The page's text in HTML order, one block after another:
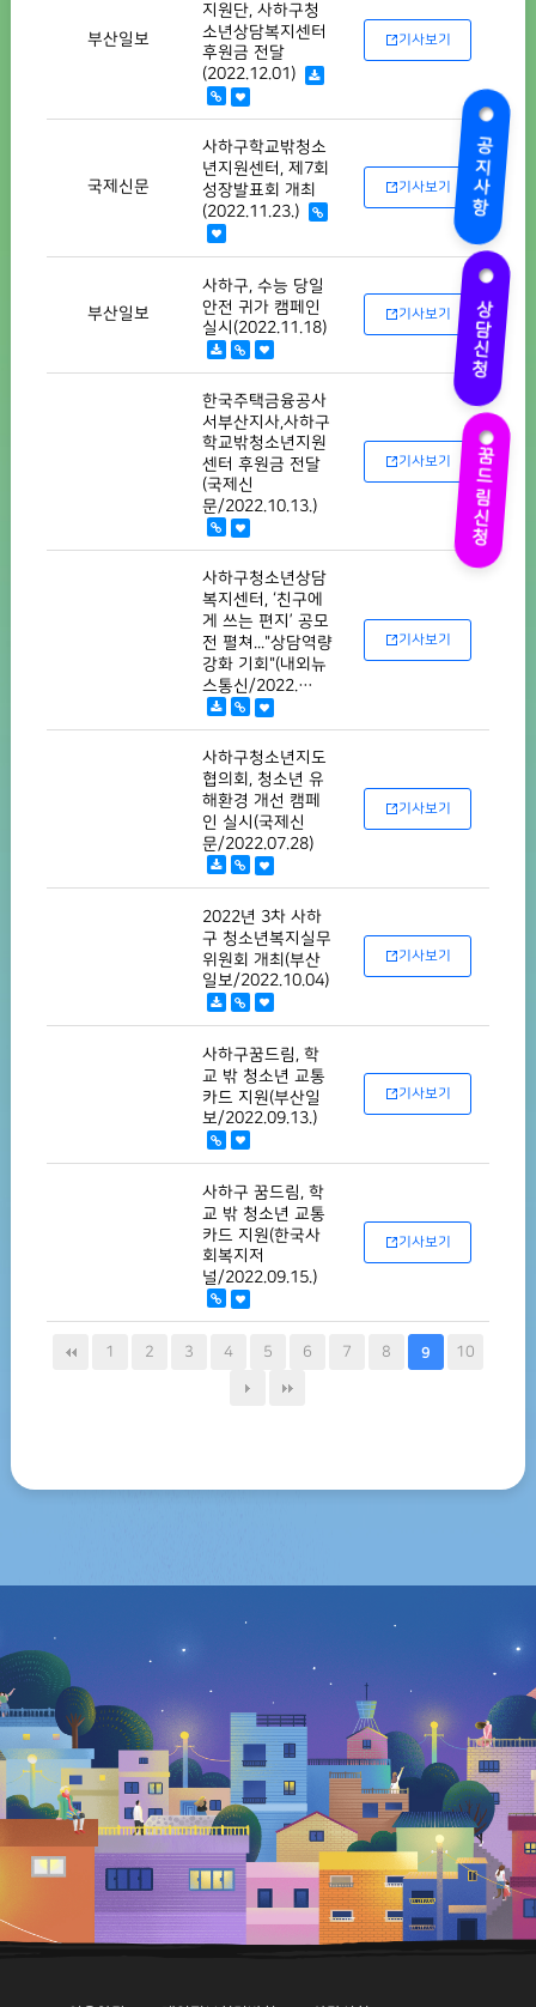
공지사항
상담신청
꿈드림신청
부산일보
지원단, 사하구청
소년상담복지센터
후원금 전달
(2022.12.01)
기사보기
국제신문
사하구학교밖청소
년지원센터, 제7회
성장발표회 개최
(2022.11.23.)
기사보기
부산일보
사하구, 수능 당일
안전 귀가 캠페인
실시(2022.11.18)
기사보기
한국주택금융공사
서부산지사,사하구
학교밖청소년지원
센터 후원금 전달
(국제신
문/2022.10.13.)
기사보기
사하구청소년상담
복지센터, ‘친구에
게 쓰는 편지’ 공모
전 펼쳐..."상담역량
강화 기회"(내외뉴
스통신/2022.…
기사보기
사하구청소년지도
협의회, 청소년 유
해환경 개선 캠페
인 실시(국제신
문/2022.07.28)
기사보기
2022년 3차 사하
구 청소년복지실무
위원회 개최(부산
일보/2022.10.04)
기사보기
사하구꿈드림, 학
교 밖 청소년 교통
카드 지원(부산일
보/2022.09.13.)
기사보기
사하구 꿈드림, 학
교 밖 청소년 교통
카드 지원(한국사
회복지저
널/2022.09.15.)
기사보기
1 2 3 4 5 6 7 8 9 10